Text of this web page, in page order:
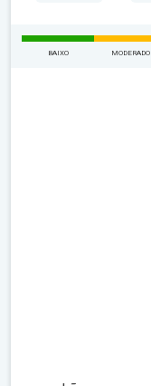
BAIXO MODERADO